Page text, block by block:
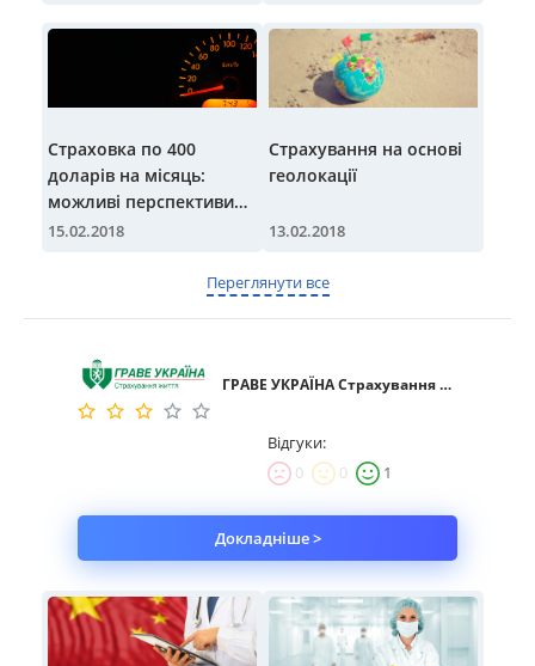
Страховка по 400
доларів на місяць:
можливі перспективи
для українських водіїв
15.02.2018
Страхування на основі
геолокації
13.02.2018
Переглянути все
ГРАВЕ УКРАЇНА Страхування життя
Відгуки:
0
0 1
Докладніше >